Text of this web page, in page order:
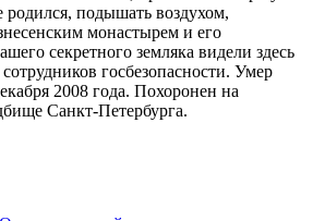
родился, подышать воздухом,
монастырем и его
секретного земляка видели здесь
госбезопасности. Умер
2008 года. Похоронен на
Санкт-Петербурга.